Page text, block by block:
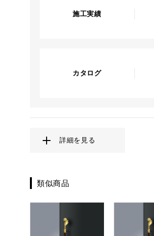
施工実績
カタログ
詳細を見る
類似商品